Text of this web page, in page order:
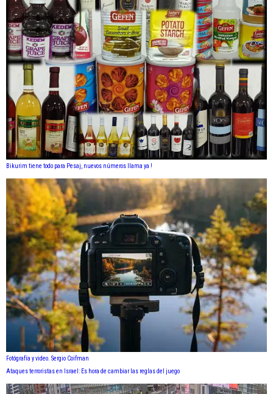
Bikurim tiene todo para Pesaj, nuevos números llama ya !
Fotógrafía y video. Sergio Coifman
Ataques terroristas en Israel: Es hora de cambiar las reglas del juego